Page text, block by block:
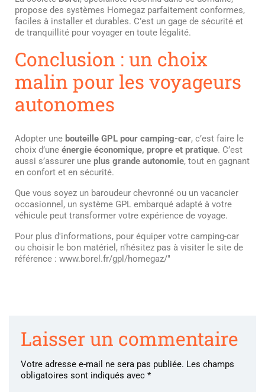
propose des systèmes Homegaz parfaitement conformes,
faciles à installer et durables. C’est un gage de sécurité et
de tranquillité pour voyager en toute légalité.
Conclusion : un choix
malin pour les voyageurs
autonomes
Adopter une bouteille GPL pour camping-car, c’est faire le
choix d’une énergie économique, propre et pratique. C’est
aussi s’assurer une plus grande autonomie, tout en gagnant
en confort et en sécurité.
Que vous soyez un baroudeur chevronné ou un vacancier
occasionnel, un système GPL embarqué adapté à votre
véhicule peut transformer votre expérience de voyage.
Pour plus d'informations, pour équiper votre camping-car
ou choisir le bon matériel, n'hésitez pas à visiter le site de
référence : www.borel.fr/gpl/homegaz/"
Laisser un commentaire
Votre adresse e-mail ne sera pas publiée. Les champs
obligatoires sont indiqués avec *